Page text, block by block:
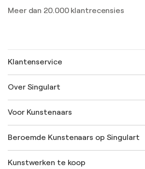
Meer dan 20.000 klantrecensies
Klantenservice
Verzenden
SINGULART Cadeaubon
Neem deel aan ons handelsprogramma
Mijn Account
+31 20 241 4758
Over Singulart
Veelgestelde Vragen
Singulart Magazine
Werken bij SINGULART
Ontdek gecureerde originele kunst
Voor Kunstenaars
Inloggen als Artiest
Beroemde Kunstenaars op Singulart
Marc Chagall
Kunstwerken te koop